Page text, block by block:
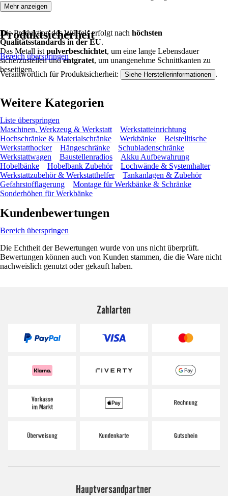
Die Produktion des Würfels erfolgt nach höchsten
Qualitätsstandards in der EU.
Das Metall ist pulverbeschichtet, um eine lange Lebensdauer
sicherzustellen undentgratet, um unangenehme Schnittkanten zu
beseitigen.
Mehr anzeigen
Produktsicherheit
Bereich überspringen
Verantwortlich für Produktsicherheit: Siehe Herstellerinformationen .
Weitere Kategorien
Liste überspringen
Maschinen, Werkzeug & Werkstatt
Werkstatteinrichtung
Hochschränke & Materialschränke
Werkbänke
Beistelltische
Werkstatthocker
Hängeschränke
Schubladenschränke
Werkstattwagen
Baustellenradios
Akku Aufbewahrung
Hobelbänke
Hobelbank Zubehör
Lochwände & Systemhalter
Werkstattzubehör & Werkstatthelfer
Tankanlagen & Zubehör
Gefahrstofflagerung
Montage für Werkbänke & Schränke
Sonderhöhen für Werkbänke
Kundenbewertungen
Bereich überspringen
Die Echtheit der Bewertungen wurde von uns nicht überprüft.
Bewertungen können auch von Kunden stammen, die die Ware nicht
nachweislich genutzt oder gekauft haben.
Zahlarten
Hauptversandpartner